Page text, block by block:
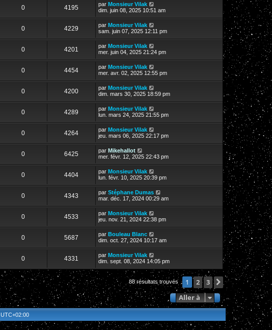
0 4195 par Monsieur Vilak
dim. juin 08, 2025 10:51 am
0 4229 par Monsieur Vilak
sam. juin 07, 2025 12:11 pm
0 4201 par Monsieur Vilak
mer. juin 04, 2025 21:24 pm
0 4454 par Monsieur Vilak
mer. avr. 02, 2025 12:55 pm
0 4200 par Monsieur Vilak
dim. mars 30, 2025 18:59 pm
0 4289 par Monsieur Vilak
lun. mars 24, 2025 21:55 pm
0 4264 par Monsieur Vilak
jeu. mars 06, 2025 22:17 pm
0 6425 par Mikehallot
mer. févr. 12, 2025 22:43 pm
0 4404 par Monsieur Vilak
lun. févr. 10, 2025 20:39 pm
0 4343 par Stéphane Dumas
mar. déc. 17, 2024 00:29 am
0 4533 par Monsieur Vilak
jeu. nov. 21, 2024 22:38 pm
0 5687 par Bouleau Blanc
dim. oct. 27, 2024 10:17 am
0 4331 par Monsieur Vilak
dim. sept. 08, 2024 14:05 pm
88 résultats trouvés 1 2 3 Suivante
Aller à
UTC+02:00